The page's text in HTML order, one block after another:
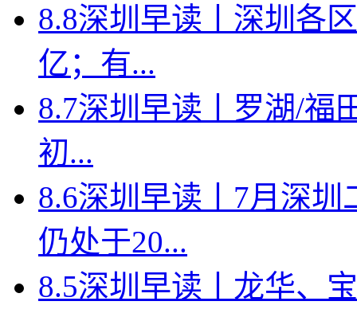
8.8深圳早读丨深圳各
亿；有...
8.7深圳早读丨罗湖/福
初...
8.6深圳早读丨7月深
仍处于20...
8.5深圳早读丨龙华、